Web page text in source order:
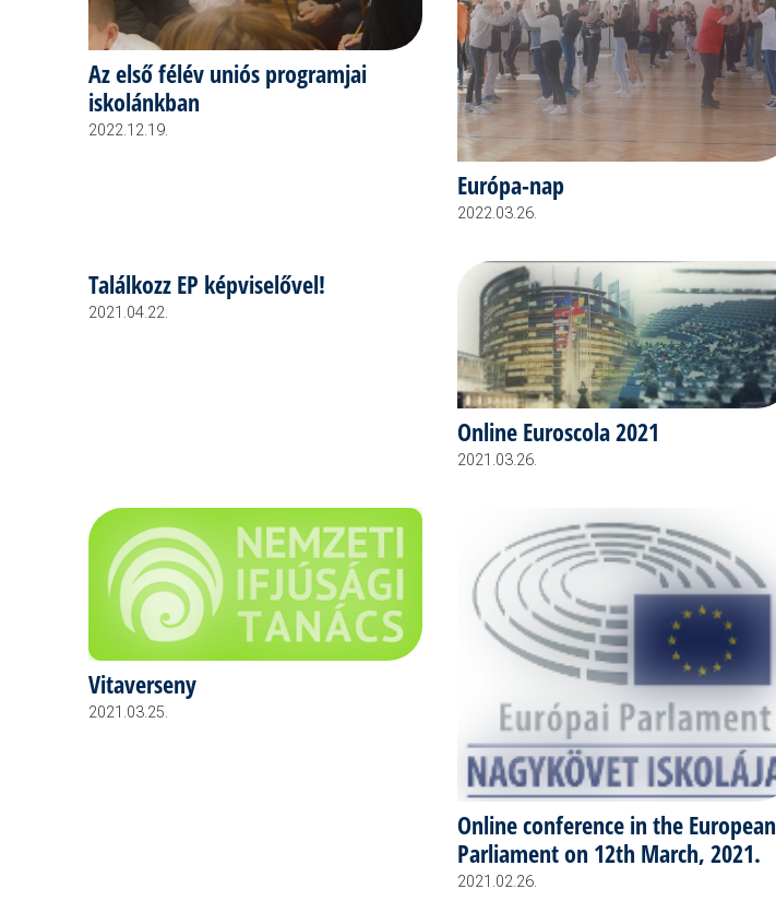
Az első félév uniós programjai
iskolánkban
2022.12.19.
Európa-nap
2022.03.26.
Találkozz EP képviselővel!
2021.04.22.
Online Euroscola 2021
2021.03.26.
Vitaverseny
2021.03.25.
Online conference in the European
Parliament on 12th March, 2021.
2021.02.26.